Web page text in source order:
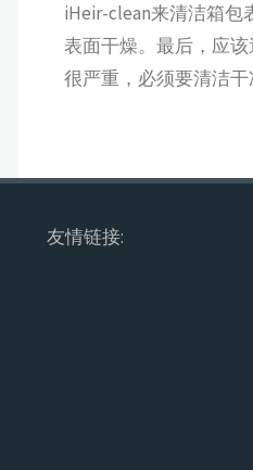
iHeir-clean来清洁箱包
表面干燥。最后，应
很严重，必须要清洁
友情链接: